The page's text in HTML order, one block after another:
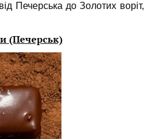
Печерська до Золотих воріт,
(Печерськ)